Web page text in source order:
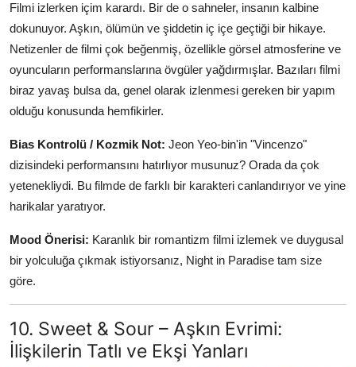
Filmi izlerken içim karardı. Bir de o sahneler, insanın kalbine
dokunuyor. Aşkın, ölümün ve şiddetin iç içe geçtiği bir hikaye.
Netizenler de filmi çok beğenmiş, özellikle görsel atmosferine ve
oyuncuların performanslarına övgüler yağdırmışlar. Bazıları filmi
biraz yavaş bulsa da, genel olarak izlenmesi gereken bir yapım
olduğu konusunda hemfikirler.
Bias Kontrolü / Kozmik Not: Jeon Yeo-bin'in "Vincenzo"
dizisindeki performansını hatırlıyor musunuz? Orada da çok
yetenekliydi. Bu filmde de farklı bir karakteri canlandırıyor ve yine
harikalar yaratıyor.
Mood Önerisi: Karanlık bir romantizm filmi izlemek ve duygusal
bir yolculuğa çıkmak istiyorsanız, Night in Paradise tam size
göre.
10. Sweet & Sour – Aşkın Evrimi:
İlişkilerin Tatlı ve Ekşi Yanları